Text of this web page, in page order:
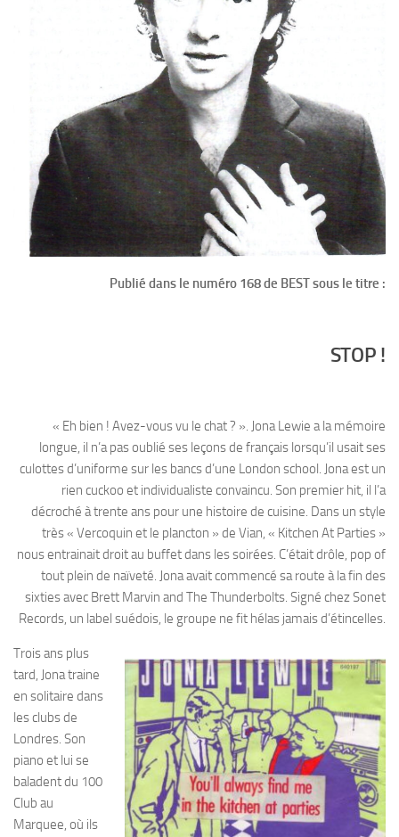
Publié dans le numéro 168 de BEST sous le titre :
STOP !
« Eh bien ! Avez-vous vu le chat ? ». Jona Lewie a la mémoire
longue, il n’a pas oublié ses leçons de français lorsqu’il usait ses
culottes d’uniforme sur les bancs d’une London school. Jona est un
rien cuckoo et individualiste convaincu. Son premier hit, il l’a
décroché à trente ans pour une histoire de cuisine. Dans un style
très « Vercoquin et le plancton » de Vian, « Kitchen At Parties »
nous entrainait droit au buffet dans les soirées. C’était drôle, pop of
tout plein de naïveté. Jona avait commencé sa route à la fin des
sixties avec Brett Marvin and The Thunderbolts. Signé chez Sonet
Records, un label suédois, le groupe ne fit hélas jamais d’étincelles.
Trois ans plus
tard, Jona traine
en solitaire dans
les clubs de
Londres. Son
piano et lui se
baladent du 100
Club au
Marquee, où ils